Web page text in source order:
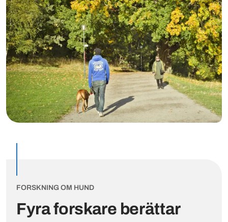
Fyra forskare berättar
FORSKNING OM HUND